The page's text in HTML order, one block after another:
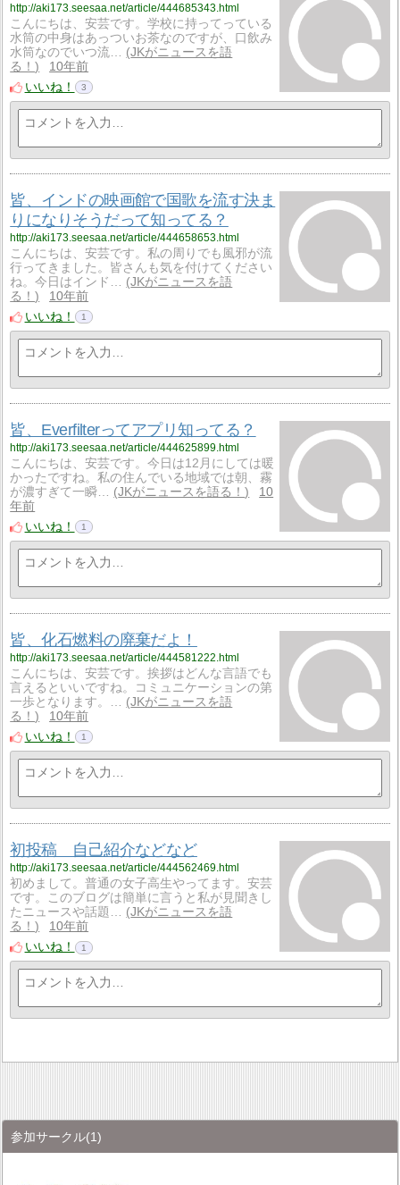
http://aki173.seesaa.net/article/444685343.html
こんにちは、安芸です。学校に持ってっている
水筒の中身はあっついお茶なのですが、口飲み
水筒なのでいつ流…
JKがニュースを語
る！
10年前
いいね！
3
皆、インドの映画館で国歌を流す決ま
りになりそうだって知ってる？
http://aki173.seesaa.net/article/444658653.html
こんにちは、安芸です。私の周りでも風邪が流
行ってきました。皆さんも気を付けてください
ね。今日はインド…
JKがニュースを語
る！
10年前
いいね！
1
皆、Everfilterってアプリ知ってる？
http://aki173.seesaa.net/article/444625899.html
こんにちは、安芸です。今日は12月にしては暖
かったですね。私の住んでいる地域では朝、霧
が濃すぎて一瞬…
JKがニュースを語る！
10
年前
いいね！
1
皆、化石燃料の廃棄だよ！
http://aki173.seesaa.net/article/444581222.html
こんにちは、安芸です。挨拶はどんな言語でも
言えるといいですね。コミュニケーションの第
一歩となります。…
JKがニュースを語
る！
10年前
いいね！
1
初投稿 自己紹介などなど
http://aki173.seesaa.net/article/444562469.html
初めまして。普通の女子高生やってます。安芸
です。このブログは簡単に言うと私が見聞きし
たニュースや話題…
JKがニュースを語
る！
10年前
いいね！
1
参加サークル(1)